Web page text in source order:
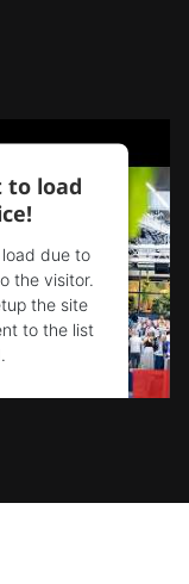
to load
due to
the visitor.
the site
to the list